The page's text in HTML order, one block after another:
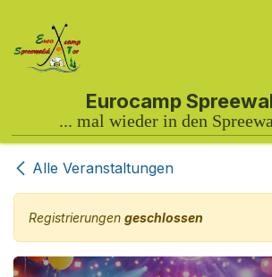
Alle Veranstaltungen
Registrierungen geschlossen